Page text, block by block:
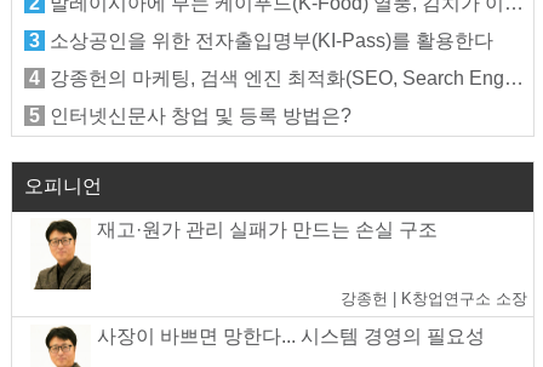
3 소상공인을 위한 전자출입명부(KI-Pass)를 활용한다
4 강종헌의 마케팅, 검색 엔진 최적화(SEO, Search Engine Optimization)란
5 인터넷신문사 창업 및 등록 방법은?
오피니언
재고·원가 관리 실패가 만드는 손실 구조
강종헌 | K창업연구소 소장
사장이 바쁘면 망한다... 시스템 경영의 필요성